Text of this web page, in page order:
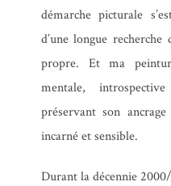
démarche picturale
d’une longue
propre. Et ma
mentale,
préservant son
incarné et sensible.
Durant la décennie